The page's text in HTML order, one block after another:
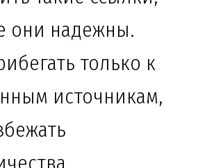
они надежны.
только к
источникам,